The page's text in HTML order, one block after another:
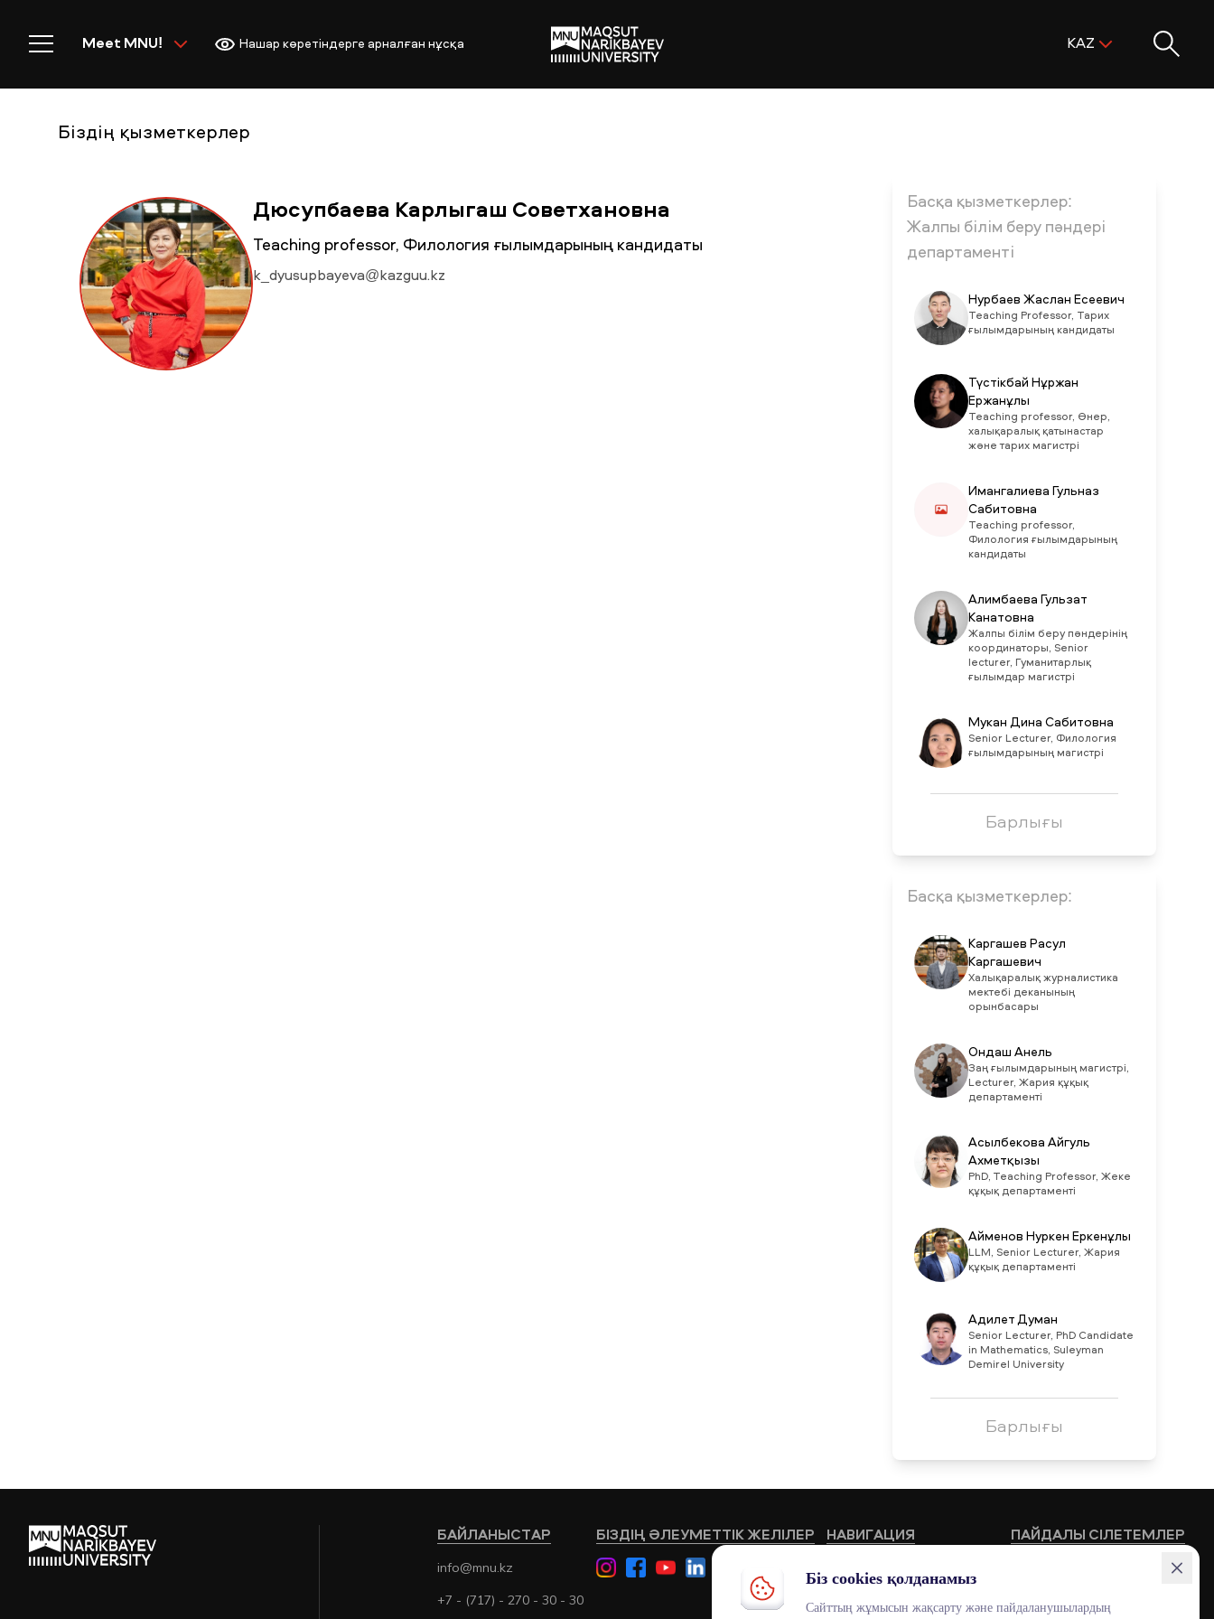
Meet MNU! Нашар көретіндерге арналған нұсқа KAZ
Басты бет
MNU-ге қош келдіңіз!
Академиялық өмір
Біздің қызметкерлер
Дюсупбаева Карлыгаш Советхановна
Teaching professor, Филология ғылымдарының кандидаты
k_dyusupbayeva@kazguu.kz
Басқа қызметкерлер:
Жалпы білім беру пәндері
департаменті
Нурбаев Жаслан Есеевич
Teaching Professor, Тарих
ғылымдарының кандидаты
Түстікбай Нұржан
Ержанұлы
Teaching professor, Өнер,
халықаралық қатынастар
және тарих магистрі
Имангалиева Гульназ
Сабитовна
Teaching professor,
Филология ғылымдарының
кандидаты
Алимбаева Гульзат
Канатовна
Жалпы білім беру пәндерінің
координаторы, Senior
lecturer, Гуманитарлық
ғылымдар магистрі
Мукан Дина Сабитовна
Senior Lecturer, Филология
ғылымдарының магистрі
Барлығы
Басқа қызметкерлер:
Каргашев Расул
Каргашевич
Халықаралық журналистика
мектебі деканының
орынбасары
Ондаш Анель
Заң ғылымдарының магистрі,
Lecturer, Жария құқық
департаменті
Асылбекова Айгуль
Ахметқызы
PhD, Teaching Professor, Жеке
құқық департаменті
Айменов Нуркен Еркенұлы
LLM, Senior Lecturer, Жария
құқық департаменті
Адилет Думан
Senior Lecturer, PhD Candidate
in Mathematics, Suleyman
Demirel University
Барлығы
БАЙЛАНЫСТАР
info@mnu.kz
+7 - (717) - 270 - 30 - 30
БІЗДІҢ ӘЛЕУМЕТТІК ЖЕЛІЛЕР НАВИГАЦИЯ ПАЙДАЛЫ СІЛЕТЕМЛЕР
Documentolog
Біз cookies қолданамыз
Сайттың жұмысын жақсарту және пайдаланушылардың